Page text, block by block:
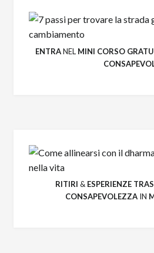
ENTRANELMINI CORSO
RITIRI & ESPERIENZE
CONSAPEVOLEZZA IN